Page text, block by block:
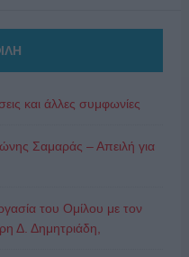
και άλλες συμφωνίες
Σαμαράς – Απειλή για
του Ομίλου με τον
Δ. Δημητριάδη,